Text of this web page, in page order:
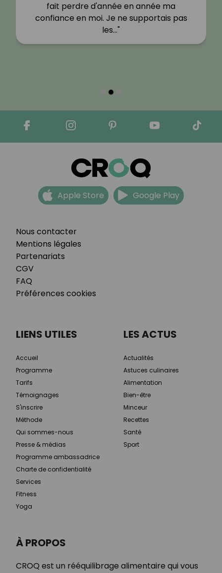
fait perdre d'année en année ma
confiance en moi. Je ne supportais pas
les…"
Nous contacter
Mentions légales
Partenariats
CGV
FAQ
Préférences cookies
Apple Store Google Play
À PROPOS
CROQ est un rééquilibrage alimentaire qui vous
LIENS UTILES
Accueil
Programme
Tarifs
Témoignages
S'inscrire
Méthode
Qui sommes-nous
Presse & médias
Programme ambassadrice
Charte de confidentialité
Services
Fitness
Yoga
LES ACTUS
Actualités
Astuces culinaires
Alimentation
Bien-être
Minceur
Recettes
Santé
Sport